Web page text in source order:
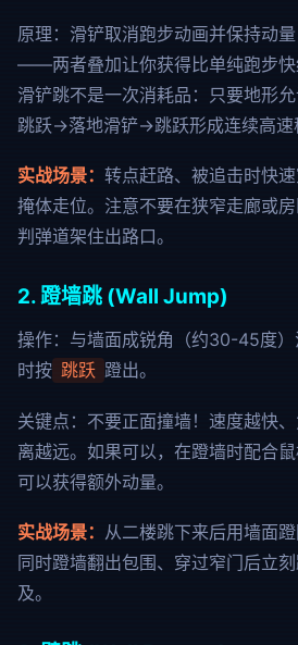
原理：滑铲取消跑步动画并保持动
——两者叠加让你获得比单纯跑步快
滑铲跳不是一次消耗品：只要地形
跳跃→落地滑铲→跳跃形成连续高速
实战场景： 转点赶路、被追击时快
掩体走位。注意不要在狭窄走廊或
判弹道架住出路口。
2. 蹬墙跳 (Wall Jump)
操作：与墙面成锐角（约30-45度
时按 跳跃 蹬出。
关键点：不要正面撞墙！速度越快
离越远。如果可以，在蹬墙时配合鼠
可以获得额外动量。
实战场景： 从二楼跳下来后用墙面
同时蹬墙翻出包围、穿过窄门后立
及。